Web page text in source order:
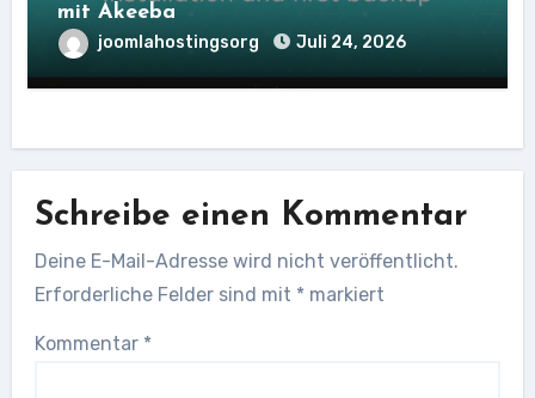
mit Akeeba
joomlahostingsorg Juli 24, 2026
Schreibe einen Kommentar
Deine E-Mail-Adresse wird nicht veröffentlicht.
Erforderliche Felder sind mit * markiert
Kommentar *